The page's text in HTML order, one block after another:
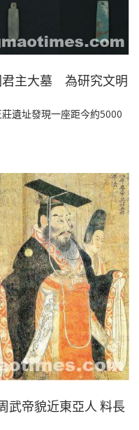
君主大墓 為研究文明
遺址發現一座距今約5000
武帝貌近東亞人 料長